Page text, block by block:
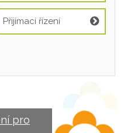
Přijímací řízení
pro